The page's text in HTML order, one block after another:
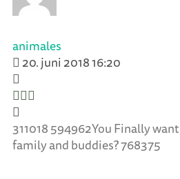
animales
20. juni 2018 16:20
311018 594962You Finally
family and buddies? 768375